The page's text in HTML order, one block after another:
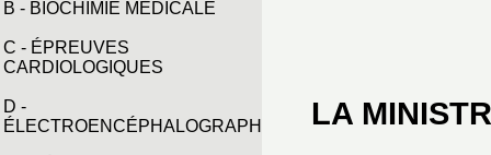
B - BIOCHIMIE MÉDICALE
C - ÉPREUVES
CARDIOLOGIQUES
D -
ÉLECTROENCÉPHALOGRAPHIE
LA